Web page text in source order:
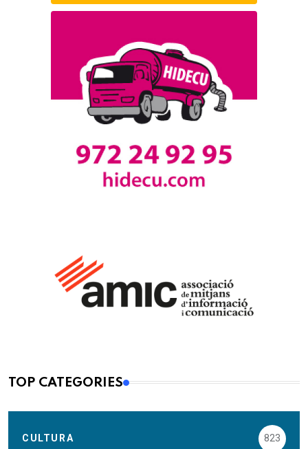
TOP CATEGORIES
CULTURA 823